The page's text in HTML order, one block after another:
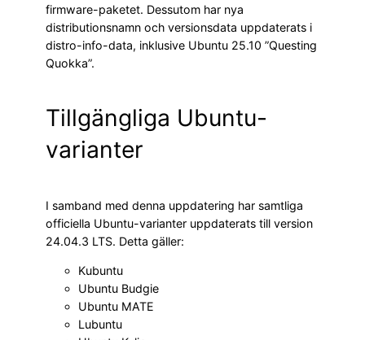
firmware-paketet. Dessutom har nya
distributionsnamn och versionsdata uppdaterats i
distro-info-data, inklusive Ubuntu 25.10 ”Questing
Quokka”.
Tillgängliga Ubuntu-
varianter
I samband med denna uppdatering har samtliga
officiella Ubuntu-varianter uppdaterats till version
24.04.3 LTS. Detta gäller:
Kubuntu
Ubuntu Budgie
Ubuntu MATE
Lubuntu